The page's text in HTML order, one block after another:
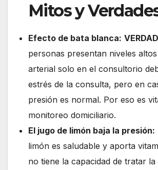
Mitos y
Efecto de bata blanca:
personas presentan niveles
arterial solo en el consultorio
estrés de la consulta, pero en
presión es normal. Por eso es
monitoreo domiciliario.
El jugo de limón baja la presión:
limón es saludable y aporta
no tiene la capacidad de tratar la